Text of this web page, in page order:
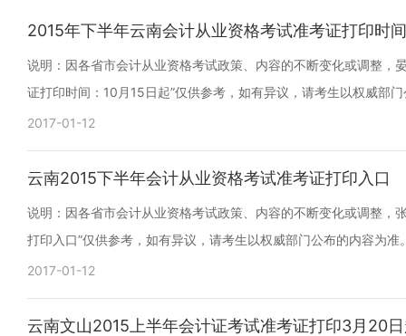
2015年下半年云南会计从业资格考试准考证打印时
说明：因各省市会计从业资格考试政策、内容的不断变化或调整，
证打印时间：10月15日起”仅供参考，如有异议，请考生以权威部
2017-01-12
云南2015下半年会计从业资格考试准考证打印入口
说明：因各省市会计从业资格考试政策、内容的不断变化或调整，
打印入口”仅供参考，如有异议，请考生以权威部门公布的内容为准
2017-01-12
云南文山2015上半年会计证考试准考证打印3月20